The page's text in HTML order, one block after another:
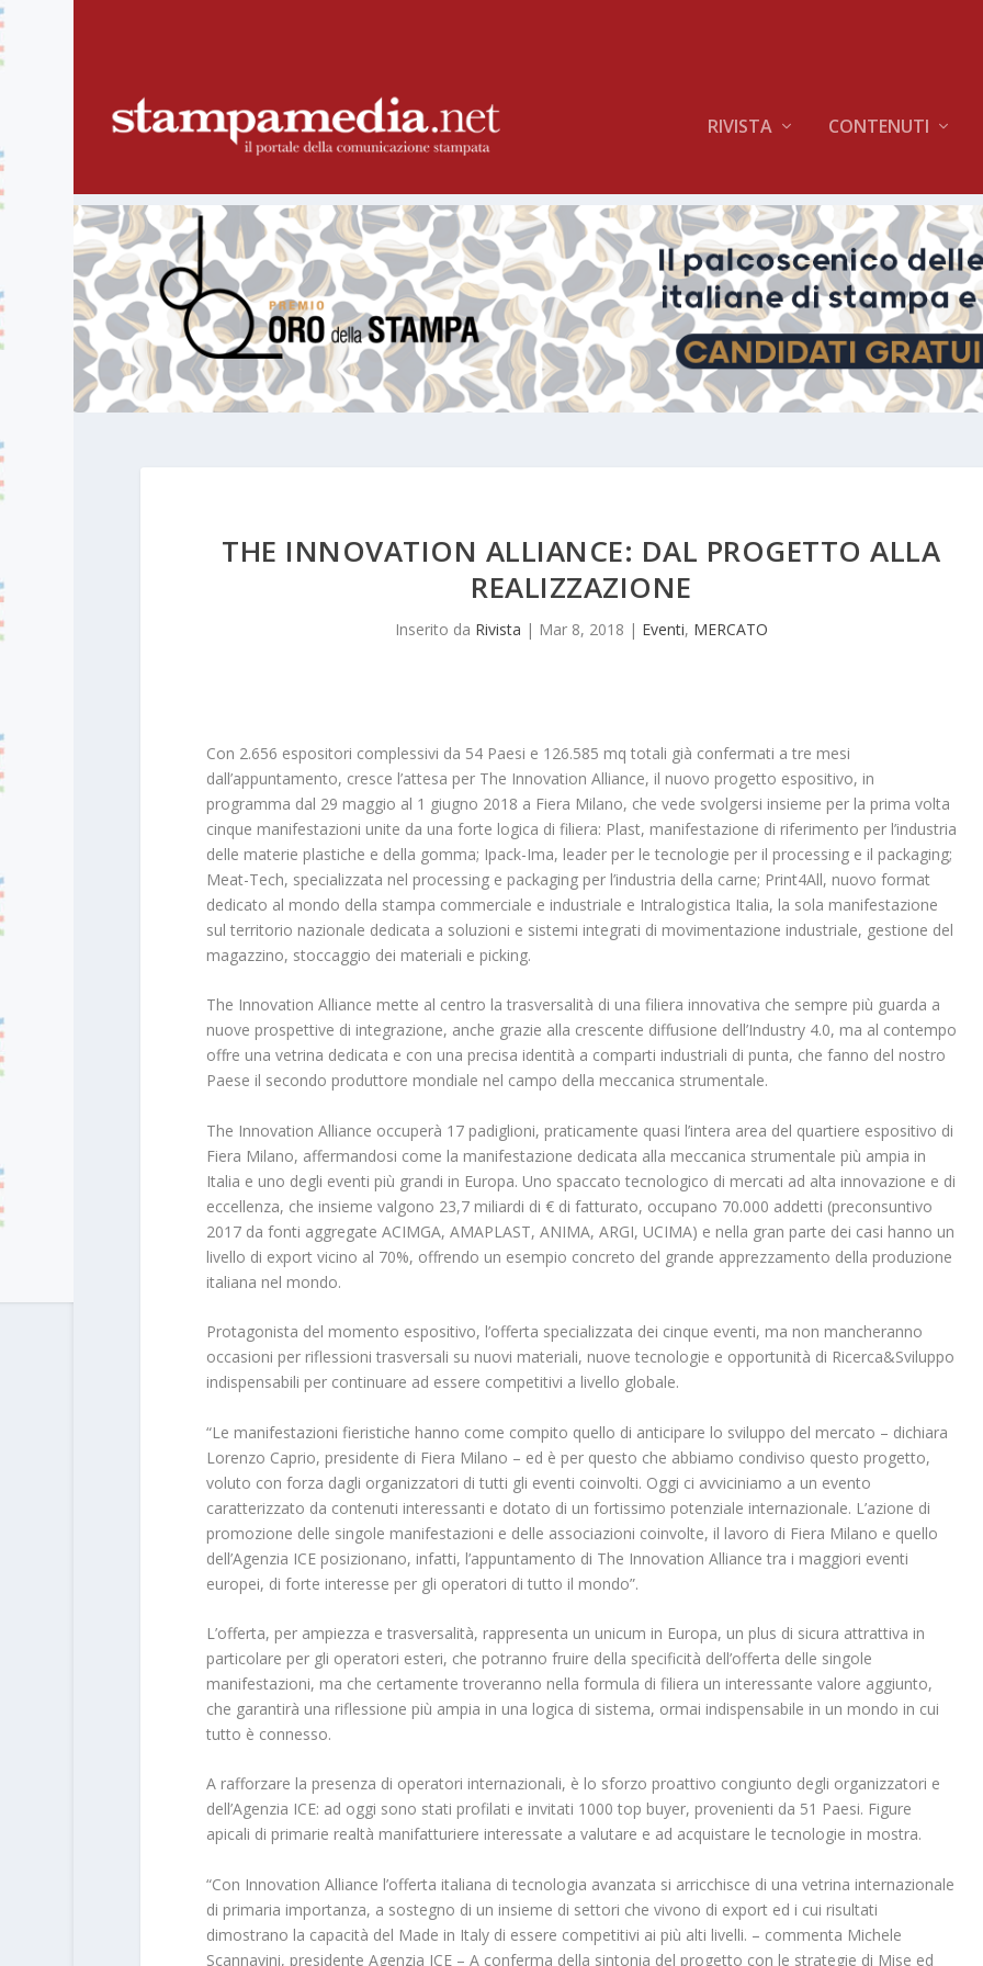
RIVISTA CONTENUTI
THE INNOVATION ALLIANCE: DAL PROGETTO ALLA
REALIZZAZIONE
Inserito da Rivista | Mar 8, 2018 | Eventi, MERCATO
Con 2.656 espositori complessivi da 54 Paesi e 126.585 mq totali già confermati a tre mesi
dall’appuntamento, cresce l’attesa per The Innovation Alliance, il nuovo progetto espositivo, in
programma dal 29 maggio al 1 giugno 2018 a Fiera Milano, che vede svolgersi insieme per la prima volta
cinque manifestazioni unite da una forte logica di filiera: Plast, manifestazione di riferimento per l’industria
delle materie plastiche e della gomma; Ipack-Ima, leader per le tecnologie per il processing e il packaging;
Meat-Tech, specializzata nel processing e packaging per l’industria della carne; Print4All, nuovo format
dedicato al mondo della stampa commerciale e industriale e Intralogistica Italia, la sola manifestazione
sul territorio nazionale dedicata a soluzioni e sistemi integrati di movimentazione industriale, gestione del
magazzino, stoccaggio dei materiali e picking.
The Innovation Alliance mette al centro la trasversalità di una filiera innovativa che sempre più guarda a
nuove prospettive di integrazione, anche grazie alla crescente diffusione dell’Industry 4.0, ma al contempo
offre una vetrina dedicata e con una precisa identità a comparti industriali di punta, che fanno del nostro
Paese il secondo produttore mondiale nel campo della meccanica strumentale.
The Innovation Alliance occuperà 17 padiglioni, praticamente quasi l’intera area del quartiere espositivo di
Fiera Milano, affermandosi come la manifestazione dedicata alla meccanica strumentale più ampia in
Italia e uno degli eventi più grandi in Europa. Uno spaccato tecnologico di mercati ad alta innovazione e di
eccellenza, che insieme valgono 23,7 miliardi di € di fatturato, occupano 70.000 addetti (preconsuntivo
2017 da fonti aggregate ACIMGA, AMAPLAST, ANIMA, ARGI, UCIMA) e nella gran parte dei casi hanno un
livello di export vicino al 70%, offrendo un esempio concreto del grande apprezzamento della produzione
italiana nel mondo.
Protagonista del momento espositivo, l’offerta specializzata dei cinque eventi, ma non mancheranno
occasioni per riflessioni trasversali su nuovi materiali, nuove tecnologie e opportunità di Ricerca&Sviluppo
indispensabili per continuare ad essere competitivi a livello globale.
“Le manifestazioni fieristiche hanno come compito quello di anticipare lo sviluppo del mercato – dichiara
Lorenzo Caprio, presidente di Fiera Milano – ed è per questo che abbiamo condiviso questo progetto,
voluto con forza dagli organizzatori di tutti gli eventi coinvolti. Oggi ci avviciniamo a un evento
caratterizzato da contenuti interessanti e dotato di un fortissimo potenziale internazionale. L’azione di
promozione delle singole manifestazioni e delle associazioni coinvolte, il lavoro di Fiera Milano e quello
dell’Agenzia ICE posizionano, infatti, l’appuntamento di The Innovation Alliance tra i maggiori eventi
europei, di forte interesse per gli operatori di tutto il mondo”.
L’offerta, per ampiezza e trasversalità, rappresenta un unicum in Europa, un plus di sicura attrattiva in
particolare per gli operatori esteri, che potranno fruire della specificità dell’offerta delle singole
manifestazioni, ma che certamente troveranno nella formula di filiera un interessante valore aggiunto,
che garantirà una riflessione più ampia in una logica di sistema, ormai indispensabile in un mondo in cui
tutto è connesso.
A rafforzare la presenza di operatori internazionali, è lo sforzo proattivo congiunto degli organizzatori e
dell’Agenzia ICE: ad oggi sono stati profilati e invitati 1000 top buyer, provenienti da 51 Paesi. Figure
apicali di primarie realtà manifatturiere interessate a valutare e ad acquistare le tecnologie in mostra.
“Con Innovation Alliance l’offerta italiana di tecnologia avanzata si arricchisce di una vetrina internazionale
di primaria importanza, a sostegno di un insieme di settori che vivono di export ed i cui risultati
dimostrano la capacità del Made in Italy di essere competitivi ai più alti livelli. – commenta Michele
Scannavini, presidente Agenzia ICE – A conferma della sintonia del progetto con le strategie di Mise ed